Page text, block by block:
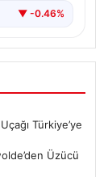
▼ -0.46%
Türkiye’ye
Üzücü